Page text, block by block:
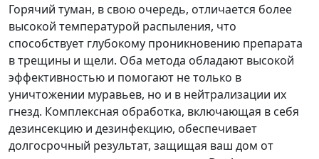
Горячий туман, в свою очередь, отличается более
высокой температурой распыления, что
способствует глубокому проникновению препарата
в трещины и щели. Оба метода обладают высокой
эффективностью и помогают не только в
уничтожении муравьев, но и в нейтрализации их
гнезд. Комплексная обработка, включающая в себя
дезинсекцию и дезинфекцию, обеспечивает
долгосрочный результат, защищая ваш дом от